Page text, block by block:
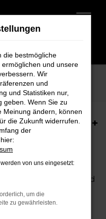
VW Caddy Neuwagen bei
bei Schmidt +
für alle, die für
Mit seiner
effizienten Antrieb und
die ideale
und
Egal, ob für den
die bestmögliche
und unsere
Wir
und
und Statistiken nur,
geben. Wenn Sie zu
Meinung ändern, können
die Zukunft widerrufen.
der
von uns eingesetzt:
um die
zu gewährleisten.